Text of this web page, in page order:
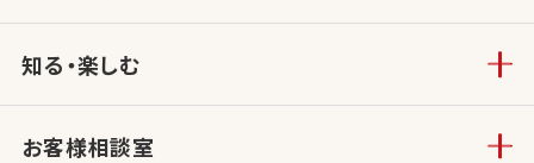
知る・楽しむ
お客様相談室